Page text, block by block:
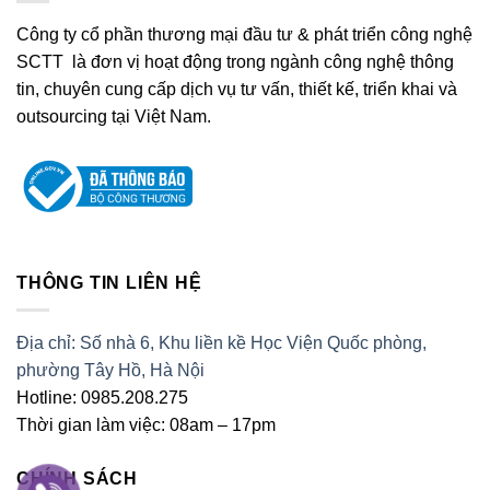
Công ty cổ phần thương mại đầu tư & phát triển công nghệ
SCTT là đơn vị hoạt động trong ngành công nghệ thông
tin, chuyên cung cấp dịch vụ tư vấn, thiết kế, triển khai và
outsourcing tại Việt Nam.
THÔNG TIN LIÊN HỆ
Địa chỉ: Số nhà 6, Khu liền kề Học Viện Quốc phòng,
phường Tây Hồ, Hà Nội
Hotline: 0985.208.275
Thời gian làm việc: 08am – 17pm
CHÍNH SÁCH